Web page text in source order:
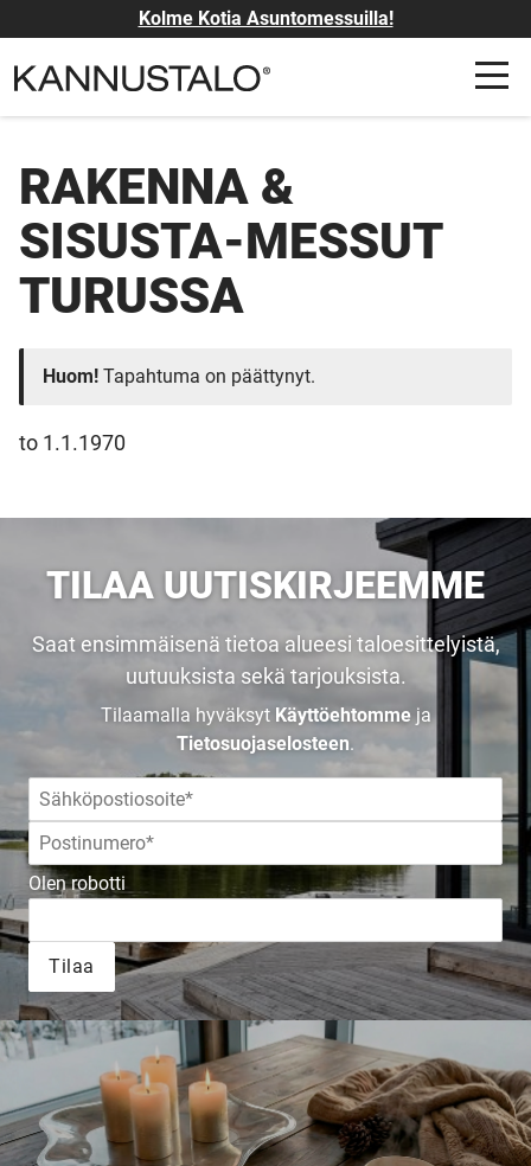
Kolme Kotia Asuntomessuilla!
RAKENNA &
SISUSTA-MESSUT
TURUSSA
Huom! Tapahtuma on päättynyt.
to 1.1.1970
TILAA UUTISKIRJEEMME
Saat ensimmäisenä tietoa alueesi taloesittelyistä,
uutuuksista sekä tarjouksista.
Tilaamalla hyväksyt Käyttöehtommeja
Tietosuojaselosteen.
Olen robotti
Tilaa